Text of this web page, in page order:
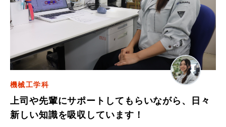
機械工学科
上司や先輩にサポートしてもらいながら、日々
新しい知識を吸収しています！